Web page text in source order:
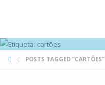
HOMEPOSTS TAGGED "CARTÕES"